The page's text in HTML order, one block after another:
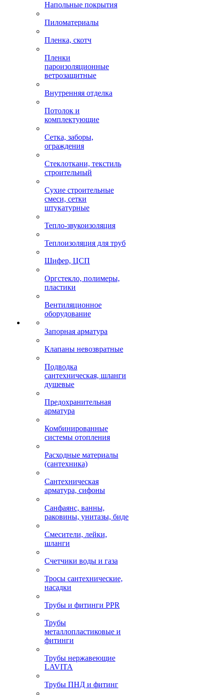
Напольные покрытия
Пиломатериалы
Пленка, скотч
Пленки
пароизоляционные
ветрозащитные
Внутренняя отделка
Потолок и
комплектующие
Сетка, заборы,
ограждения
Стеклоткани, текстиль
строительный
Сухие строительные
смеси, сетки
штукатурные
Тепло-звукоизоляция
Теплоизоляция для труб
Шифер, ЦСП
Оргстекло, полимеры,
пластики
Вентиляционное
оборудование
Запорная арматура
Клапаны невозвратные
Подводка
сантехническая, шланги
душевые
Предохранительная
арматура
Комбинированные
системы отопления
Расходные материалы
(сантехника)
Сантехническая
арматура, сифоны
Санфаянс, ванны,
раковины, унитазы, биде
Смесители, лейки,
шланги
Счетчики воды и газа
Тросы сантехнические,
насадки
Трубы и фитинги PPR
Трубы
металлопластиковые и
фитинги
Трубы нержавеющие
LAVITA
Трубы ПНД и фитинг